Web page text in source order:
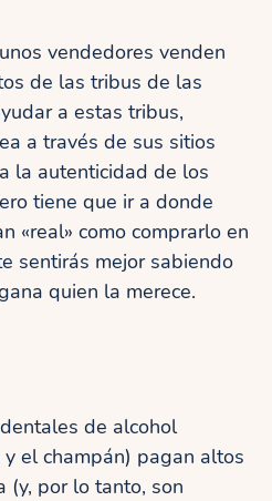
vendedores venden
de las tribus de las
a estas tribus,
a través de sus sitios
la autenticidad de los
tiene que ir a donde
«real» como comprarlo en
sentirás mejor sabiendo
quien la merece.
de alcohol
el champán) pagan altos
(y, por lo tanto, son